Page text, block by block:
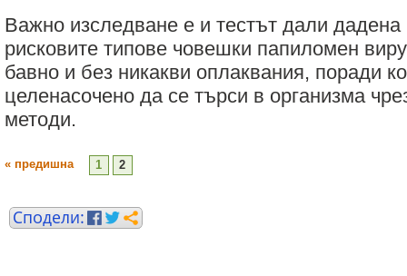
Важно изследване е и тестът дали дадена
рисковите типове човешки папиломен
бавно и без никакви оплаквания, поради
целенасочено да се търси в организма
методи.
« предишна 1 2